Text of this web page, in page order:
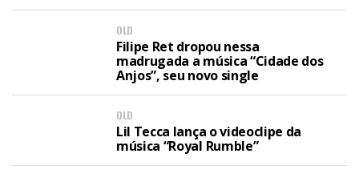
OLD
Filipe Ret dropou nessa
madrugada a música “Cidade dos
Anjos”, seu novo single
OLD
Lil Tecca lança o videoclipe da
música “Royal Rumble”